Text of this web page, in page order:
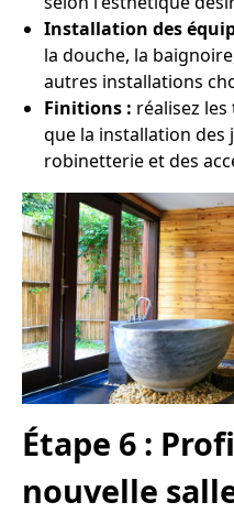
Installation des
la douche, la
autres installations
Finitions : réalisez
que la installation des
robinetterie et des
Étape 6 :
nouvelle